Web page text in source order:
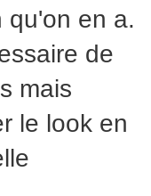
qu'on en a.
de
mais
le look en